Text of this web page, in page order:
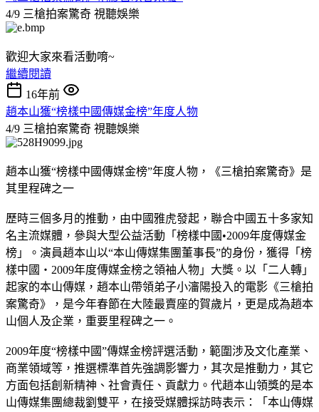
4/9 三槍拍案驚奇 視聽娛樂
歡迎大家來看活動唷~
繼續閱讀
16年前
趙本山獲“榜樣中國傳媒金榜”年度人物
4/9 三槍拍案驚奇 視聽娛樂
趙本山獲“榜樣中國傳媒金榜”年度人物，《三槍拍案驚奇》是
其里程碑之一
歷時三個多月的推動，由中國雅虎發起，聯合中國五十多家知
名主流媒體，參與大型公益活動「榜樣中國•2009年度傳媒金
榜」。演員趙本山以“本山傳媒集團董事長”的身份，獲得「榜
樣中國‧2009年度傳媒金榜之領袖人物」大獎。以「二人轉」
起家的本山傳媒，趙本山帶領弟子小瀋陽投入的電影《三槍拍
案驚奇》，是今年春節在大陸最賣座的賀歲片，更是成為趙本
山個人及企業，重要里程碑之一。
2009年度“榜樣中國”傳媒金榜評選活動，範圍涉及文化產業、
商業領域等，推選標準首先強調影響力，其次是推動力，其它
方面包括創新精神、社會責任、貢獻力。代趙本山領獎的是本
山傳媒集團總裁劉雙平，在接受媒體採訪時表示：「本山傳媒